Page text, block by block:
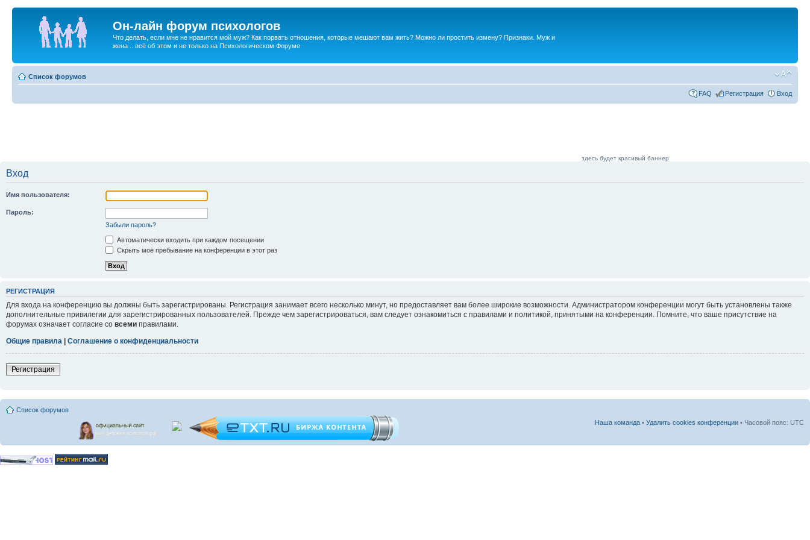
Он-лайн форум психологов
Что делать, если мне не нравится мой муж? Как порвать отношения, которые мешают вам жить? Можно ли простить измену? Признаки. Муж и
жена... всё об этом и не только на Психологическом Форуме
Список форумов
FAQ Регистрация Вход
здесь будет красивый баннер
Вход
Имя пользователя:
Пароль:
Забыли пароль?
Автоматически входить при каждом посещении
Скрыть моё пребывание на конференции в этот раз
РЕГИСТРАЦИЯ
Для входа на конференцию вы должны быть зарегистрированы. Регистрация занимает всего несколько минут, но предоставляет вам более широкие возможности. Администратором конференции могут быть установлены также
дополнительные привилегии для зарегистрированных пользователей. Прежде чем зарегистрироваться, вам следует ознакомиться с правилами и политикой, принятыми на конференции. Помните, что ваше присутствие на
форумах означает согласие со всеми правилами.
Общие правила
Соглашение о конфиденциальности
Регистрация
Список форумов
Наша команда • Удалить cookies конференции • Часовой пояс: UTC